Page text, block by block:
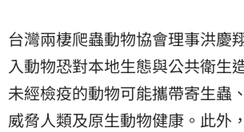
台灣兩棲爬蟲動物協會理事洪慶
入動物恐對本地生態與公共衛生
未經檢疫的動物可能攜帶寄生蟲
威脅人類及原生動物健康。此外